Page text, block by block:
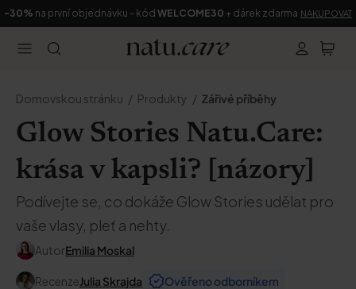
-30% na první objednávku - kód WELCOME30 + dárek zdarma NAKUPOVAT
Domovskou stránku Produkty Zářivé příběhy
Glow Stories Natu.Care:
krása v kapsli? [názory]
Podívejte se, co dokáže Glow Stories udělat pro
vaše vlasy, pleť a nehty.
AutorEmilia Moskal
RecenzeJulia Skrajda Ověřeno odborníkem